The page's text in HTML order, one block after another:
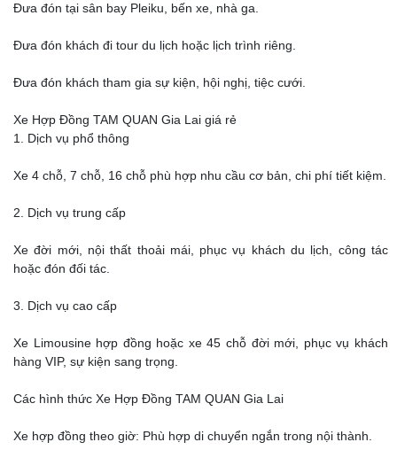
Đưa đón tại sân bay Pleiku, bến xe, nhà ga.
Đưa đón khách đi tour du lịch hoặc lịch trình riêng.
Đưa đón khách tham gia sự kiện, hội nghị, tiệc cưới.
Xe Hợp Đồng TAM QUAN Gia Lai giá rẻ
1. Dịch vụ phổ thông
Xe 4 chỗ, 7 chỗ, 16 chỗ phù hợp nhu cầu cơ bản, chi phí tiết kiệm.
2. Dịch vụ trung cấp
Xe đời mới, nội thất thoải mái, phục vụ khách du lịch, công tác
hoặc đón đối tác.
3. Dịch vụ cao cấp
Xe Limousine hợp đồng hoặc xe 45 chỗ đời mới, phục vụ khách
hàng VIP, sự kiện sang trọng.
Các hình thức Xe Hợp Đồng TAM QUAN Gia Lai
Xe hợp đồng theo giờ: Phù hợp di chuyển ngắn trong nội thành.